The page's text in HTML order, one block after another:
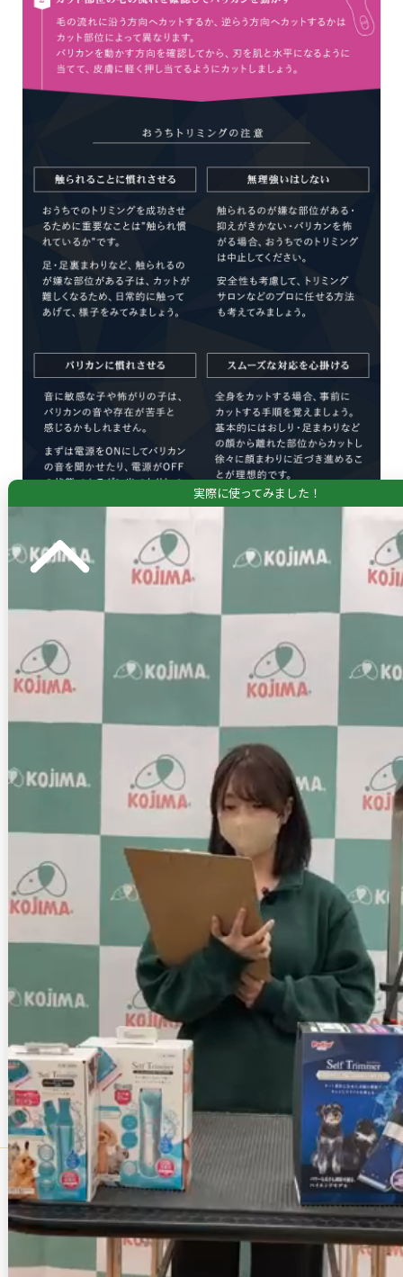
ペットの専門店コジマ
通信販売オンライン
カスタマーハラスメントに対する基本方針
プライバシーポリシー
特定商取引に基づく表記
会社概要
実際に使ってみました！